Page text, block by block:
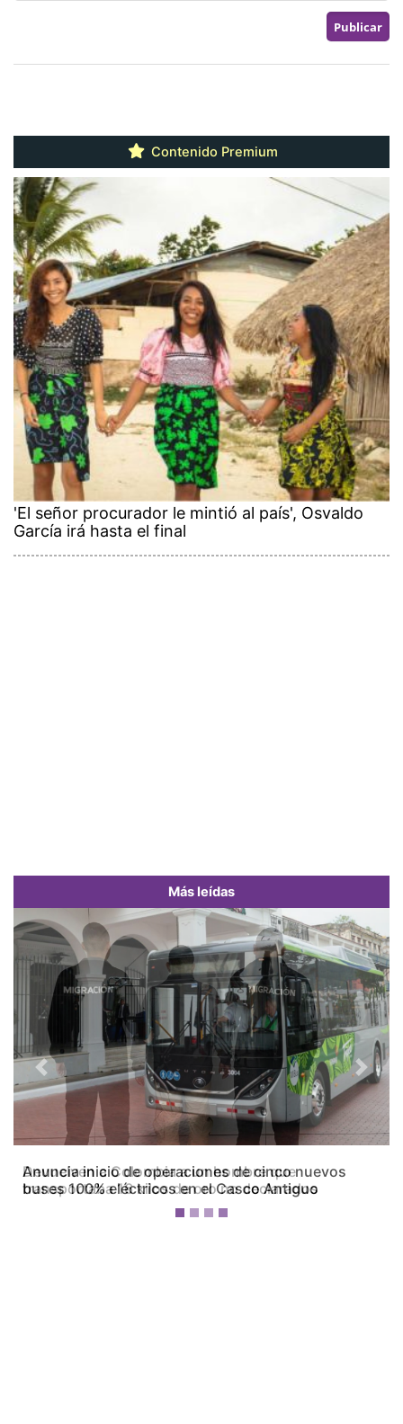
Contenido Premium
'El señor procurador le mintió al país', Osvaldo
García irá hasta el final
Más leídas
Devuelven a Colombia a un hombre que
transportaba 16 kilos de oro no declarados
Previous Next